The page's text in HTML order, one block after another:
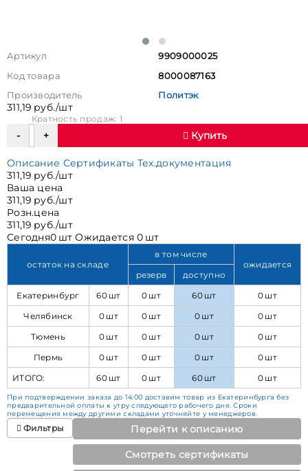
Артикул
9909000025
Код товара
8000087163
Производитель
Политэк
311,19 руб./шт
Кратность продаж: 1
Купить
Описание Сертификаты Тех.документация
311,19 руб./шт
Ваша цена
311,19 руб./шт
Розн.цена
311,19 руб./шт
Сегодня0 шт Ожидается 0 шт
остаток на складе
в том числе
ожидается
резерв
доступно
Екатеринбург
60 шт 0 шт 60 шт
0 шт
Челябинск
0 шт 0 шт 0 шт
0 шт
Тюмень
0 шт 0 шт 0 шт
0 шт
Пермь
0 шт 0 шт 0 шт
0 шт
ИТОГО:
60 шт 0 шт 60 шт 0 шт
При подтверждении заказа до 14:00 доставим товар из Екатеринбурга без
предварительной оплаты к утру следующего рабочего дня. Сроки
перемещения между другими складами уточняйте у менеджеров.
Фильтры Перейти к описанию
Смотреть сертификаты